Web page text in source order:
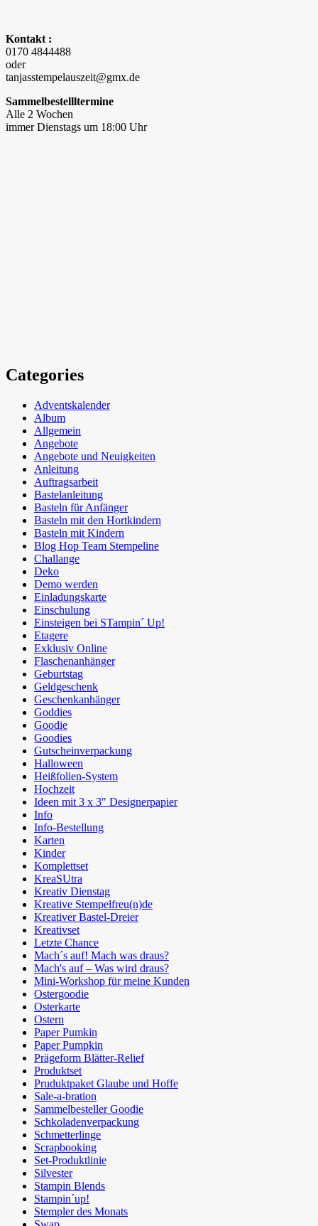
Kontakt :
0170 4844488
oder
tanjasstempelauszeit@gmx.de
Sammelbestellltermine
Alle 2 Wochen
immer Dienstags um 18:00 Uhr
Categories
Adventskalender
Album
Allgemein
Angebote
Angebote und Neuigkeiten
Anleitung
Auftragsarbeit
Bastelanleitung
Basteln für Anfänger
Basteln mit den Hortkindern
Basteln mit Kindern
Blog Hop Team Stempeline
Challange
Deko
Demo werden
Einladungskarte
Einschulung
Einsteigen bei STampin´ Up!
Etagere
Exklusiv Online
Flaschenanhänger
Geburtstag
Geldgeschenk
Geschenkanhänger
Goddies
Goodie
Goodies
Gutscheinverpackung
Halloween
Heißfolien-System
Hochzeit
Ideen mit 3 x 3" Designerpapier
Info
Info-Bestellung
Karten
Kinder
Komplettset
KreaSUtra
Kreativ Dienstag
Kreative Stempelfreu(n)de
Kreativer Bastel-Dreier
Kreativset
Letzte Chance
Mach´s auf! Mach was draus?
Mach's auf – Was wird draus?
Mini-Workshop für meine Kunden
Ostergoodie
Osterkarte
Ostern
Paper Pumkin
Paper Pumpkin
Prägeform Blätter-Relief
Produktset
Pruduktpaket Glaube und Hoffe
Sale-a-bration
Sammelbesteller Goodie
Schkoladenverpackung
Schmetterlinge
Scrapbooking
Set-Produktlinie
Silvester
Stampin Blends
Stampin´up!
Stempler des Monats